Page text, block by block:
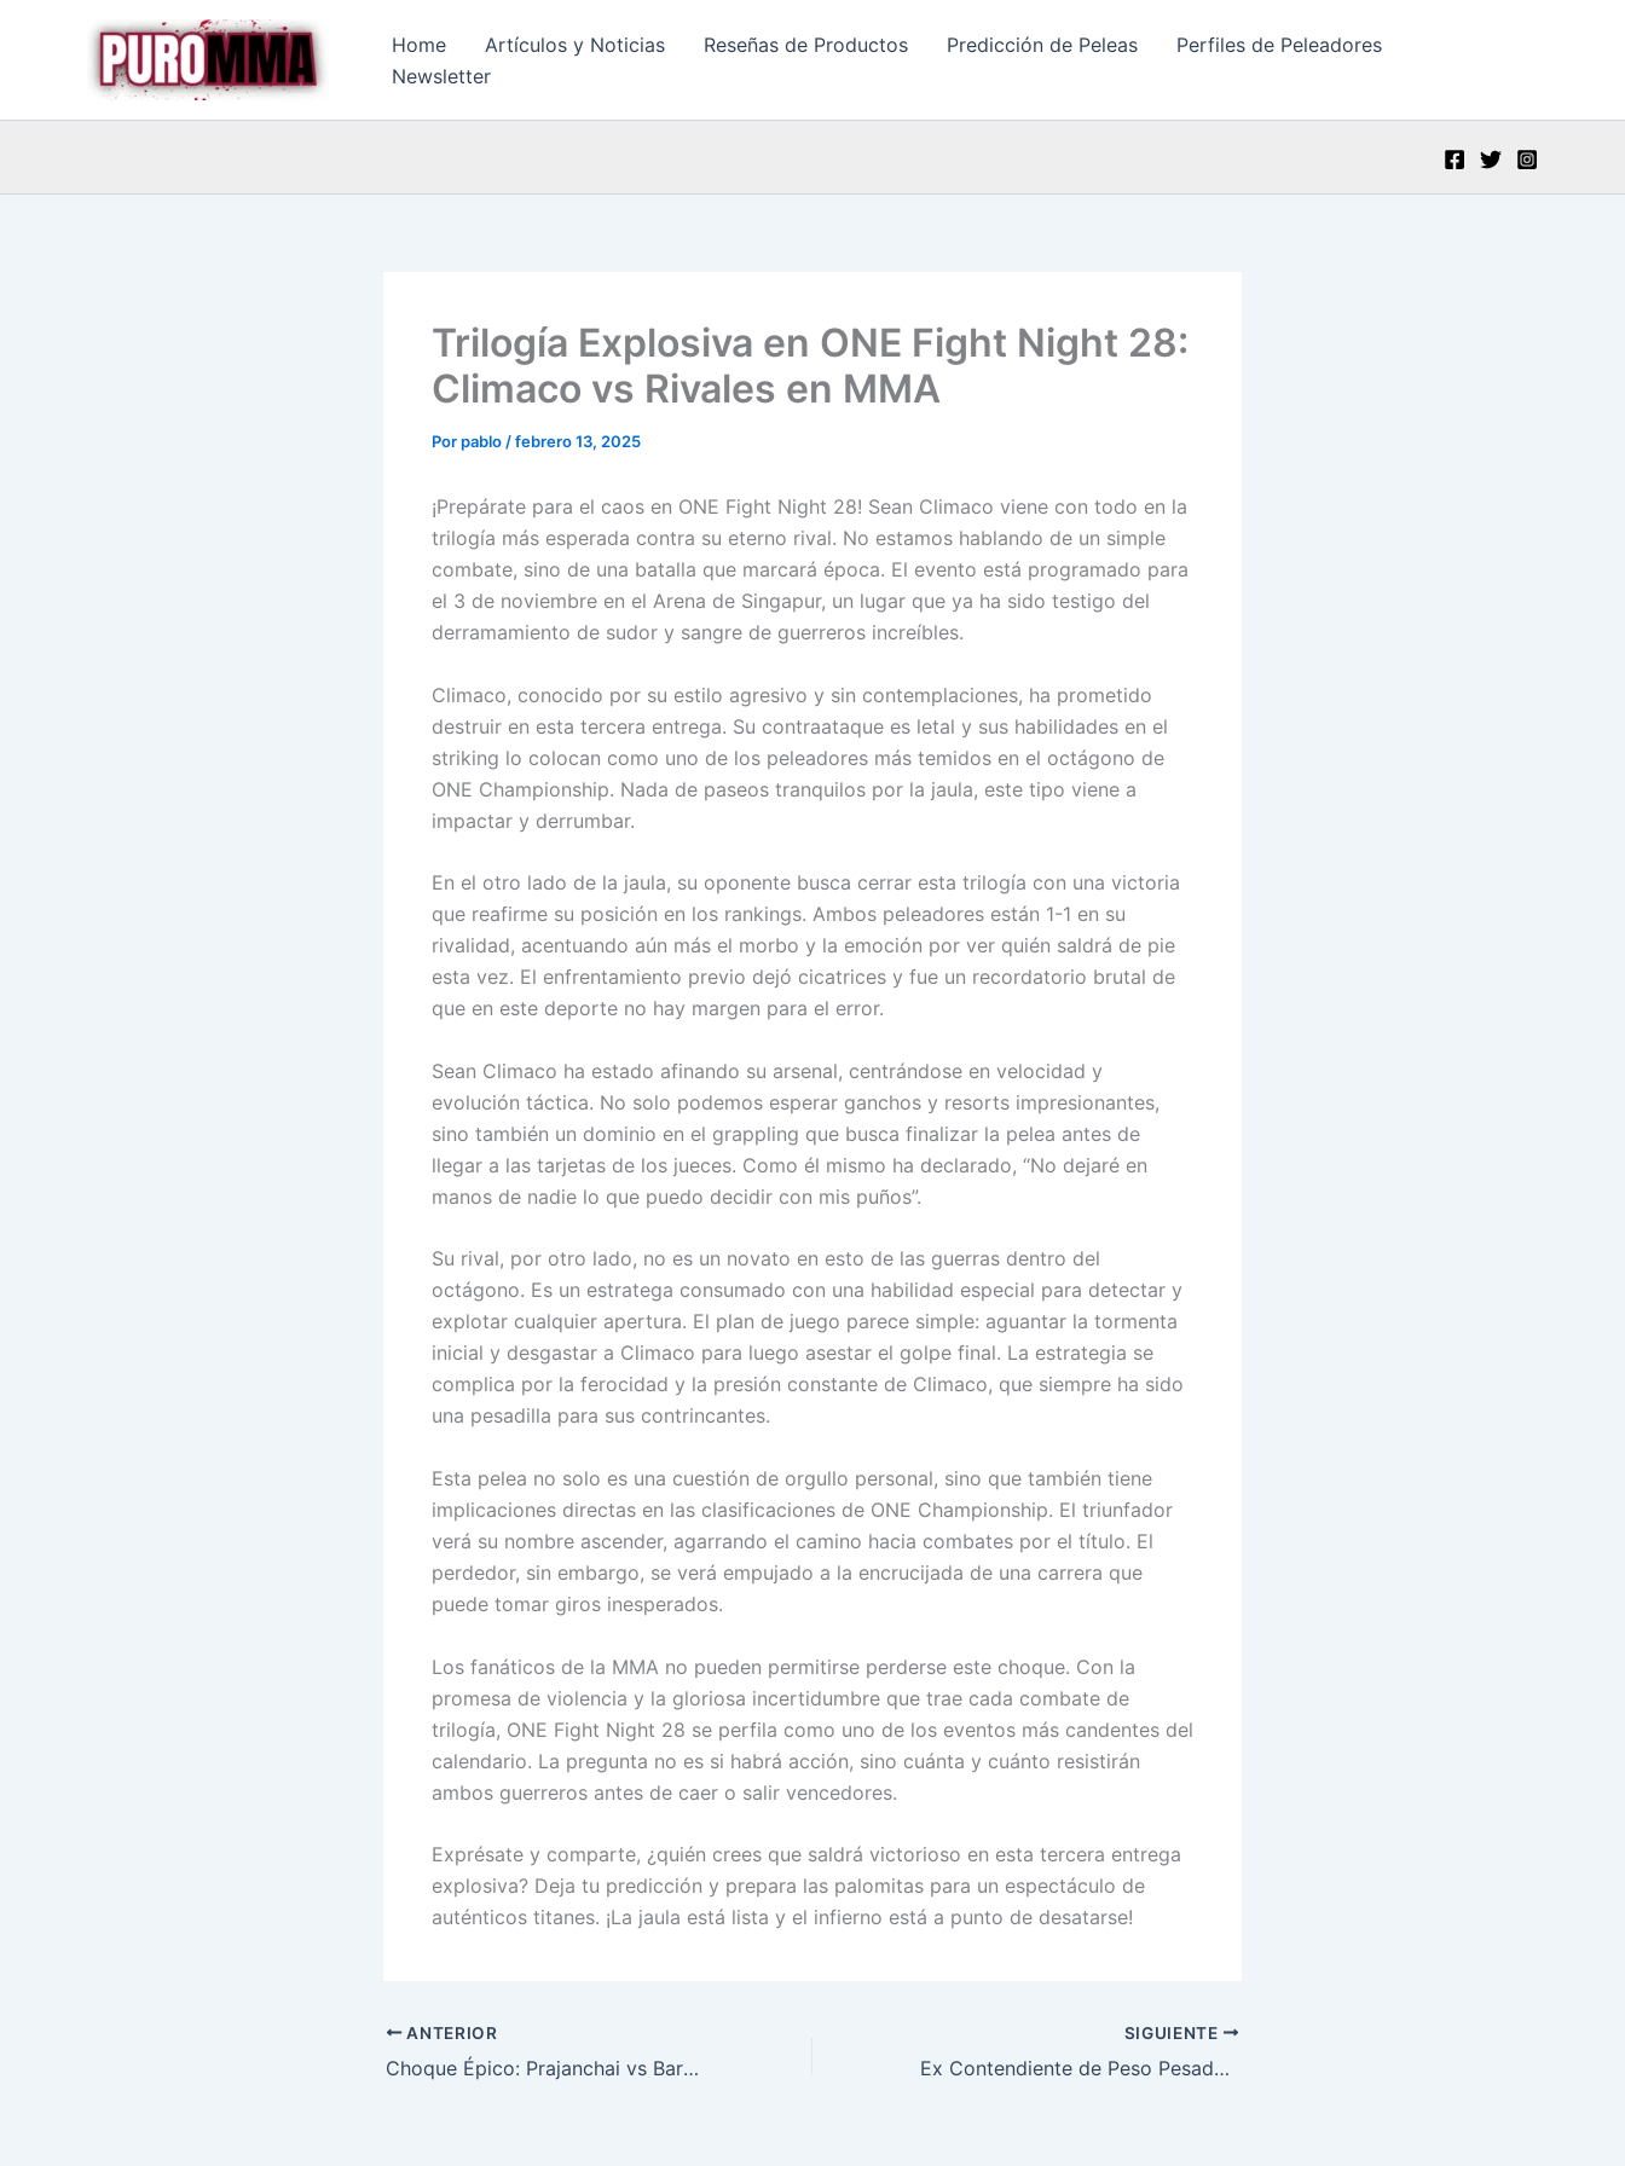
Home Artículos y Noticias Reseñas de Productos Predicción de Peleas
Perfiles de Peleadores
Newsletter
Trilogía Explosiva en ONE Fight Night 28:
Climaco vs Rivales en MMA
Porpablo /febrero 13, 2025
¡Prepárate para el caos en ONE Fight Night 28! Sean Climaco viene con todo en la
trilogía más esperada contra su eterno rival. No estamos hablando de un simple
combate, sino de una batalla que marcará época. El evento está programado para
el 3 de noviembre en el Arena de Singapur, un lugar que ya ha sido testigo del
derramamiento de sudor y sangre de guerreros increíbles.
Climaco, conocido por su estilo agresivo y sin contemplaciones, ha prometido
destruir en esta tercera entrega. Su contraataque es letal y sus habilidades en el
striking lo colocan como uno de los peleadores más temidos en el octágono de
ONE Championship. Nada de paseos tranquilos por la jaula, este tipo viene a
impactar y derrumbar.
En el otro lado de la jaula, su oponente busca cerrar esta trilogía con una victoria
que reafirme su posición en los rankings. Ambos peleadores están 1-1 en su
rivalidad, acentuando aún más el morbo y la emoción por ver quién saldrá de pie
esta vez. El enfrentamiento previo dejó cicatrices y fue un recordatorio brutal de
que en este deporte no hay margen para el error.
Sean Climaco ha estado afinando su arsenal, centrándose en velocidad y
evolución táctica. No solo podemos esperar ganchos y resorts impresionantes,
sino también un dominio en el grappling que busca finalizar la pelea antes de
llegar a las tarjetas de los jueces. Como él mismo ha declarado, “No dejaré en
manos de nadie lo que puedo decidir con mis puños”.
Su rival, por otro lado, no es un novato en esto de las guerras dentro del
octágono. Es un estratega consumado con una habilidad especial para detectar y
explotar cualquier apertura. El plan de juego parece simple: aguantar la tormenta
inicial y desgastar a Climaco para luego asestar el golpe final. La estrategia se
complica por la ferocidad y la presión constante de Climaco, que siempre ha sido
una pesadilla para sus contrincantes.
Esta pelea no solo es una cuestión de orgullo personal, sino que también tiene
implicaciones directas en las clasificaciones de ONE Championship. El triunfador
verá su nombre ascender, agarrando el camino hacia combates por el título. El
perdedor, sin embargo, se verá empujado a la encrucijada de una carrera que
puede tomar giros inesperados.
Los fanáticos de la MMA no pueden permitirse perderse este choque. Con la
promesa de violencia y la gloriosa incertidumbre que trae cada combate de
trilogía, ONE Fight Night 28 se perfila como uno de los eventos más candentes del
calendario. La pregunta no es si habrá acción, sino cuánta y cuánto resistirán
ambos guerreros antes de caer o salir vencedores.
Exprésate y comparte, ¿quién crees que saldrá victorioso en esta tercera entrega
explosiva? Deja tu predicción y prepara las palomitas para un espectáculo de
auténticos titanes. ¡La jaula está lista y el infierno está a punto de desatarse!
ANTERIOR
Choque Épico: Prajanchai vs Barboza Enciende ONE Fight Night 28
SIGUIENTE
Ex Contendiente de Peso Pesado Triunfa en Electrizante UFC Fight Night 250